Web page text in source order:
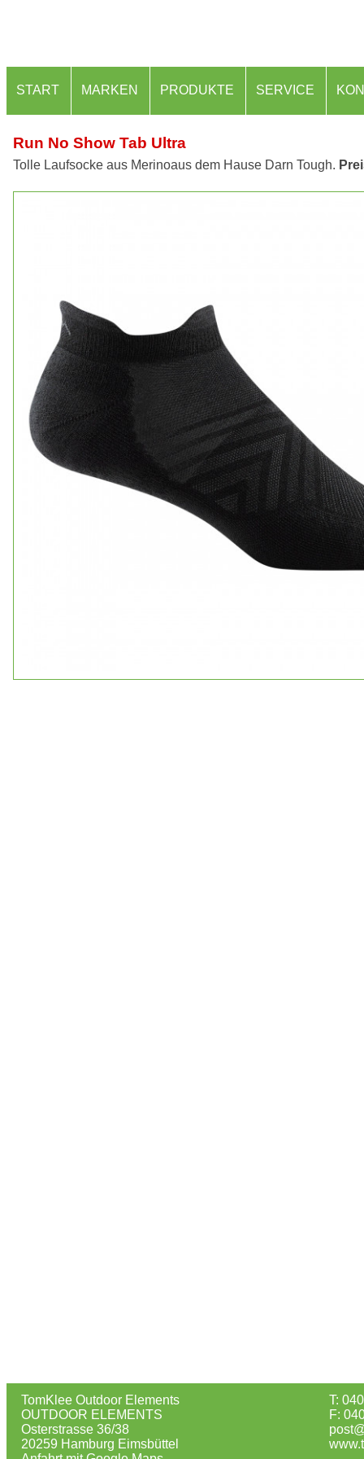
START MARKEN PRODUKTE SERVICE
Run No Show Tab Ultra
Tolle Laufsocke aus Merinoaus dem Hause Darn Tough.
TomKlee Outdoor Elements
OUTDOOR ELEMENTS
Osterstrasse 36/38
20259 Hamburg Eimsbüttel
T:
F: